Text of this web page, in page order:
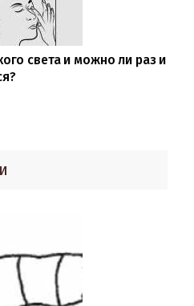
света и можно ли раз и